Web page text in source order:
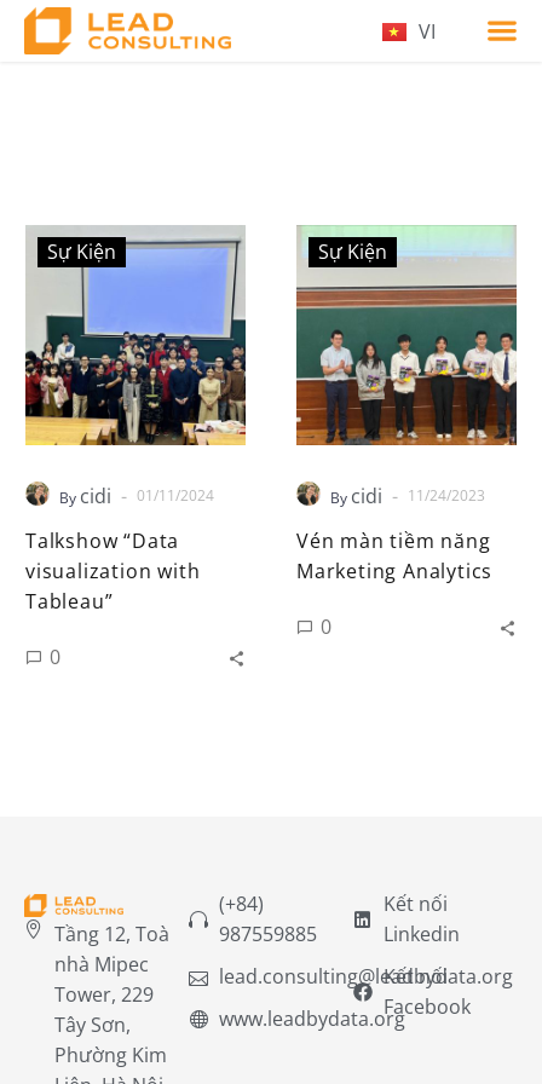
VI
Sự Kiện
By cidi - 01/11/2024
Talkshow “Data
visualization with
Tableau”
0
Sự Kiện
By cidi - 11/24/2023
Vén màn tiềm năng
Marketing Analytics
0
Tầng 12, Toà
nhà Mipec
Tower, 229
Tây Sơn,
Phường Kim
(+84)
987559885
lead.consulting@leadbydata.org
www.leadbydata.org
Kết nối
Linkedin
Kết nối
Facebook